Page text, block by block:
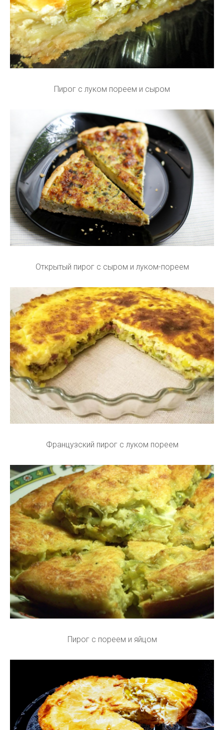
Пирог с луком пореем и сыром
Открытый пирог с сыром и луком-пореем
Французский пирог с луком пореем
Пирог с пореем и яйцом